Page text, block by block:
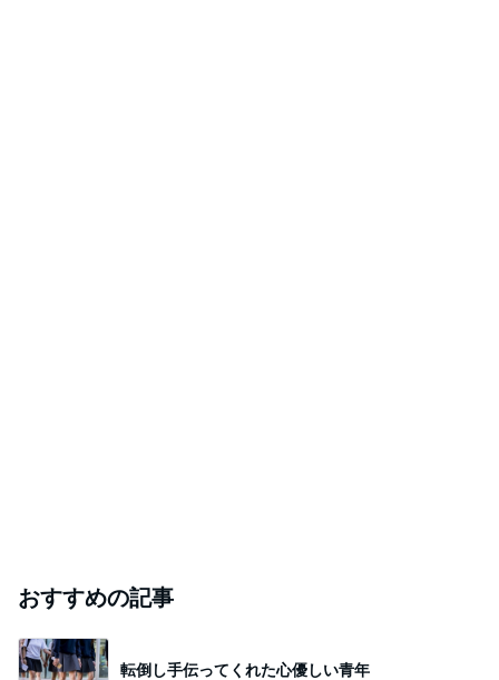
おすすめの記事
転倒し手伝ってくれた心優しい青年